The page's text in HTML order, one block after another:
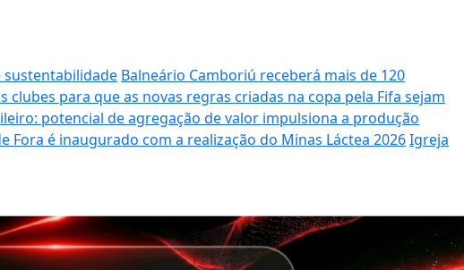
sustentabilidade Balneário Camboriú receberá mais de 120
clubes para que as novas regras criadas na copa pela Fifa sejam
potencial de agregação de valor impulsiona a produção
Fora é inaugurado com a realização do Minas Láctea 2026Igreja